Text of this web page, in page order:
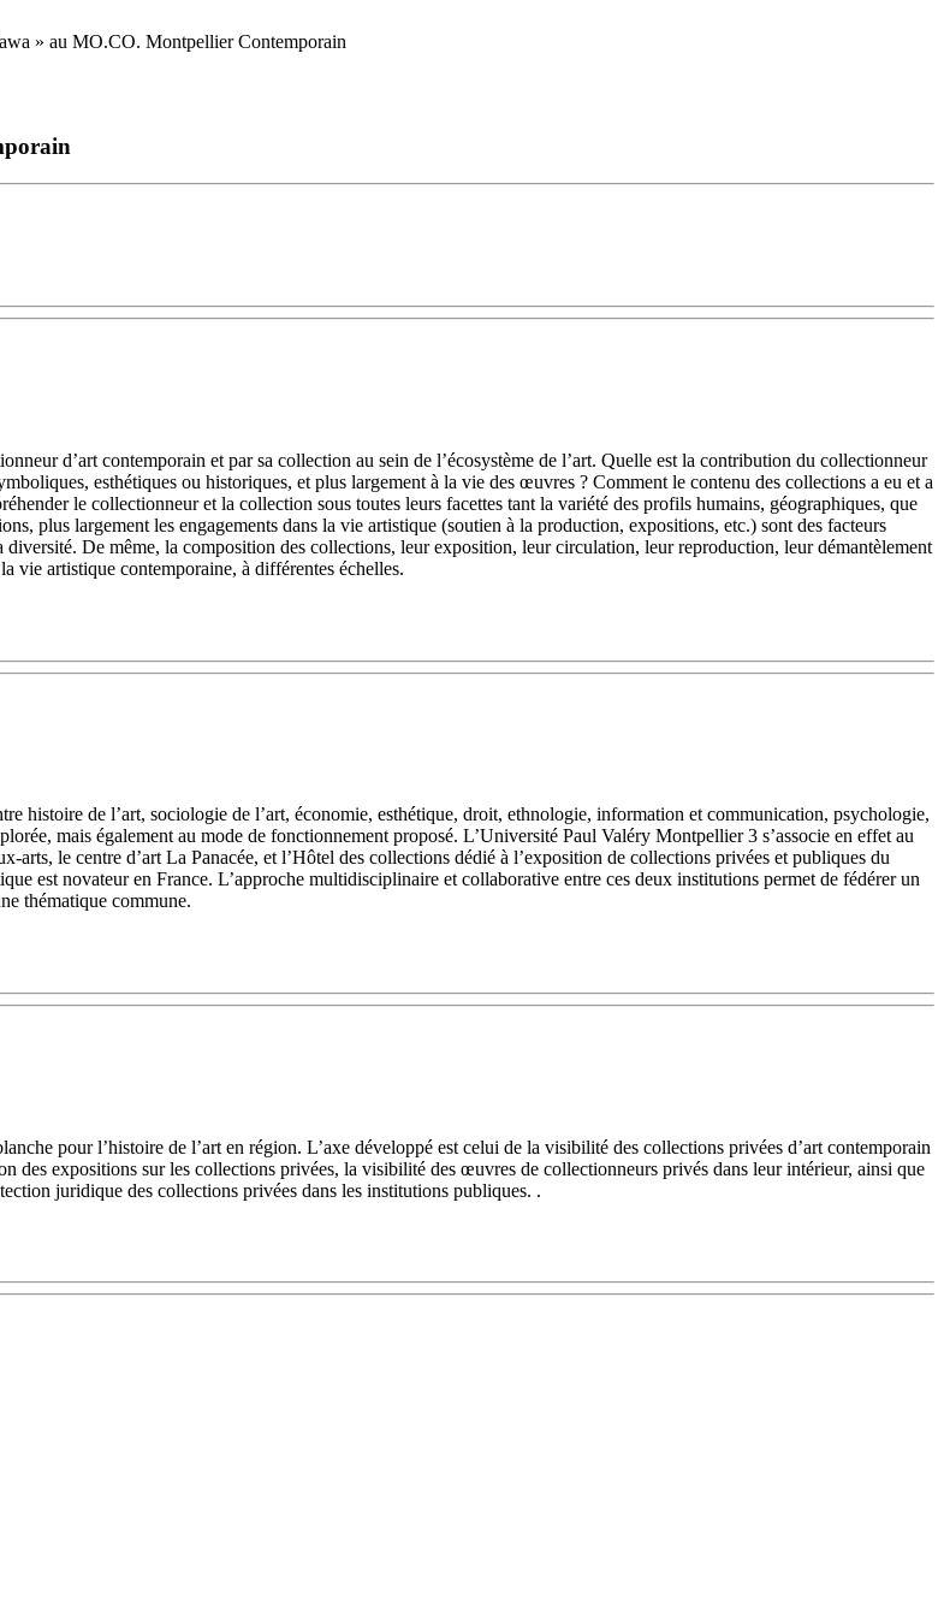
d’art contemporain et par sa collection au sein de l’écosystème de l’art. Quelle est la contribution du collectionneur
esthétiques ou historiques, et plus largement à la vie des œuvres ? Comment le contenu des collections a eu et a
le collectionneur et la collection sous toutes leurs facettes tant la variété des profils humains, géographiques, que
plus largement les engagements dans la vie artistique (soutien à la production, expositions, etc.) sont des facteurs
De même, la composition des collections, leur exposition, leur circulation, leur reproduction, leur démantèlement
vie artistique contemporaine, à différentes échelles.
histoire de l’art, sociologie de l’art, économie, esthétique, droit, ethnologie, information et communication, psychologie,
mais également au mode de fonctionnement proposé. L’Université Paul Valéry Montpellier 3 s’associe en effet au
le centre d’art La Panacée, et l’Hôtel des collections dédié à l’exposition de collections privées et publiques du
est novateur en France. L’approche multidisciplinaire et collaborative entre ces deux institutions permet de fédérer un
thématique commune.
pour l’histoire de l’art en région. L’axe développé est celui de la visibilité des collections privées d’art contemporain
des expositions sur les collections privées, la visibilité des œuvres de collectionneurs privés dans leur intérieur, ainsi que
juridique des collections privées dans les institutions publiques. .